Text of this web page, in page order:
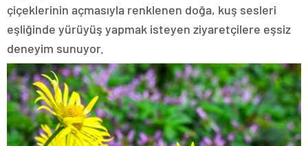
çiçeklerinin açmasıyla renklenen doğa, kuş sesleri
eşliğinde yürüyüş yapmak isteyen ziyaretçilere eşsiz
deneyim sunuyor.